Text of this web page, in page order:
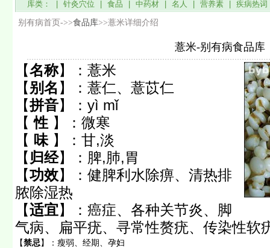
库类： | 针灸穴位 食品 中药材 名人 营养素 疾病热词
别有病首页->>食品库>>薏米详细介绍
薏米-别有病食品库
【名称】： 薏米
【别名 】： 薏仁、薏苡仁
【拼音】： yì mǐ
【 性 】： 微寒
【 味 】： 甘,淡
【 归经】： 脾,肺,胃
【功效】： 健脾利水除痹、清热排
脓除湿热
【适宜】： 癌症、各种关节炎、脚
气病、扁平疣、寻常性赘疣、传染性软
【禁忌】： 瘦弱、经期、孕妇